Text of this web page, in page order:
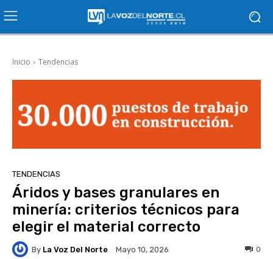
Inicio Tendencias
TENDENCIAS
Áridos y bases granulares en
minería: criterios técnicos para
elegir el material correcto
By La Voz Del Norte Mayo 10, 2026 0